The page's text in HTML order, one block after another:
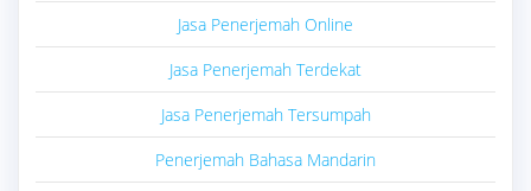
Jasa Penerjemah Online
Jasa Penerjemah Terdekat
Jasa Penerjemah Tersumpah
Penerjemah Bahasa Mandarin